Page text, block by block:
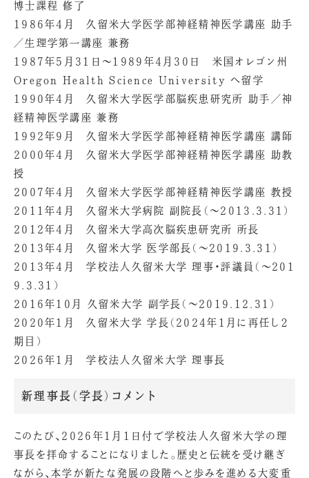
博士課程 修了
1986年4月 久留米大学医学部神経精神医学講座 助手
／生理学第一講座 兼務
1987年5月31日～1989年4月30日 米国オレゴン州
Oregon Health Science University へ留学
1990年4月 久留米大学医学部脳疾患研究所 助手／神
経精神医学講座 兼務
1992年9月 久留米大学医学部神経精神医学講座 講師
2000年4月 久留米大学医学部神経精神医学講座 助教
授
2007年4月 久留米大学医学部神経精神医学講座 教授
2011年4月 久留米大学病院 副院長（～2013.3.31）
2012年4月 久留米大学高次脳疾患研究所 所長
2013年4月 久留米大学 医学部長（～2019.3.31）
2013年4月 学校法人久留米大学 理事・評議員（～201
9.3.31）
2016年10月 久留米大学 副学長（～2019.12.31）
2020年1月 久留米大学 学長（2024年1月に再任し２
期目）
2026年1月 学校法人久留米大学 理事長
新理事長（学長）コメント
このたび、2026年1月1日付で学校法人久留米大学の理
事長を拝命することになりました。歴史と伝統を受け継ぎ
ながら、本学が新たな発展の段階へと歩みを進める大変重